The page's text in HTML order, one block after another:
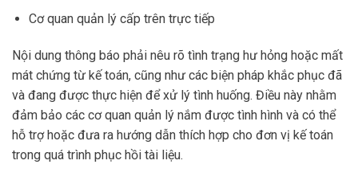
Cơ quan quản lý cấp trên trực tiếp
Nội dung thông báo phải nêu rõ tình trạng hư hỏng hoặc mất
mát chứng từ kế toán, cũng như các biện pháp khắc phục đã
và đang được thực hiện để xử lý tình huống. Điều này nhằm
đảm bảo các cơ quan quản lý nắm được tình hình và có thể
hỗ trợ hoặc đưa ra hướng dẫn thích hợp cho đơn vị kế toán
trong quá trình phục hồi tài liệu.